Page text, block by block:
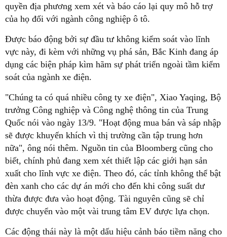
quyền địa phương xem xét và báo cáo lại quy mô hỗ trợ
của họ đối với ngành công nghiệp ô tô.
Được báo động bởi sự đầu tư không kiểm soát vào lĩnh
vực này, đi kèm với những vụ phá sản, Bắc Kinh đang áp
dụng các biện pháp kìm hãm sự phát triển ngoài tầm kiểm
soát của ngành xe điện.
"Chúng ta có quá nhiều công ty xe điện", Xiao Yaqing, Bộ
trưởng Công nghiệp và Công nghệ thông tin của Trung
Quốc nói vào ngày 13/9. "Hoạt động mua bán và sáp nhập
sẽ được khuyến khích vì thị trường cần tập trung hơn
nữa", ông nói thêm. Nguồn tin của Bloomberg cũng cho
biết, chính phủ đang xem xét thiết lập các giới hạn sản
xuất cho lĩnh vực xe điện. Theo đó, các tỉnh không thể bật
đèn xanh cho các dự án mới cho đến khi công suất dư
thừa được đưa vào hoạt động. Tài nguyên cũng sẽ chỉ
được chuyển vào một vài trung tâm EV được lựa chọn.
Các động thái này là một dấu hiệu cảnh báo tiềm năng cho